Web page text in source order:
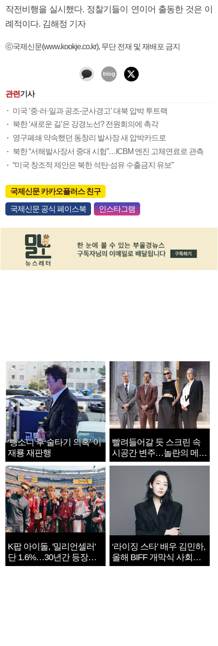
작전비행을 실시했다. 정찰기들이 연이어 출동한 것은 이
례적이다. 김해정 기자
ⓒ국제신문(www.kookje.co.kr), 무단 전재 및 재배포 금지
관련기사
미국 ‘중·러·일과 공조-군사경고’ 대북 압박 투트랙
북한 ‘새로운 길’은 강경노선? 전원회의에 촉각
영구폐쇄 약속했던 동창리 발사장 새 압박카드로
북한 “서해발사장서 중대 시험”…ICBM 엔진 고체연료로 관측
“미국 창조적 제안은 북한 석탄·섬유 수출금지 유보”
국제신문 카카오플러스 친구
국제신문 공식 페이스북 인스타그램
‘뺑소니 후 술타기 의혹’ 이
재룡 재판행
빨려들어갈 듯 스크린 속
시공간 변주…놀란의 메시
지는 ‘전쟁 속죄’
K팝 아이돌, '밀리언셀러'
단 1.6%…30년간 등장
1182개팀 전수조사
‘라이징 스타’ 배우 김민하,
올해 BIFF 개막식 사회자
확정